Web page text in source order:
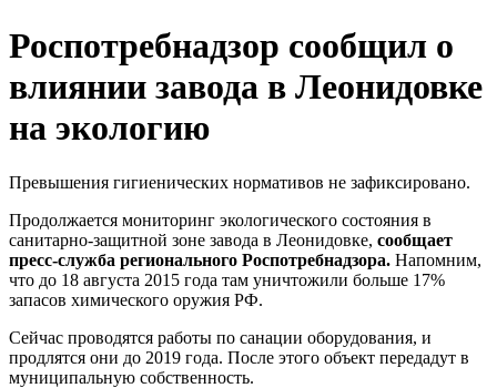
Роспотребнадзор сообщил о
влиянии завода в Леонидовке
на экологию
Превышения гигиенических нормативов не зафиксировано.
Продолжается мониторинг экологического состояния в
санитарно-защитной зоне завода в Леонидовке, сообщает
пресс-служба регионального Роспотребнадзора. Напомним,
что до 18 августа 2015 года там уничтожили больше 17%
запасов химического оружия РФ.
Сейчас проводятся работы по санации оборудования, и
продлятся они до 2019 года. После этого объект передадут в
муниципальную собственность.